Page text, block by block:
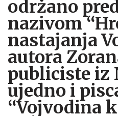
održano
nazivom
nastajanja
autora
publiciste iz
ujedno i
“Vojvodina